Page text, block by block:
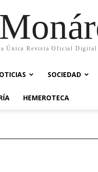
Única Revista Oficial Digital
SOCIEDAD
HEMEROTECA